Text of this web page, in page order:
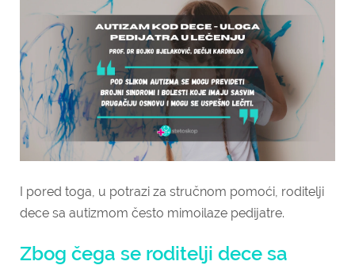
I pored toga, u potrazi za stručnom pomoći, roditelji
dece sa autizmom često mimoilaze pedijatre.
Zbog čega se roditelji dece sa